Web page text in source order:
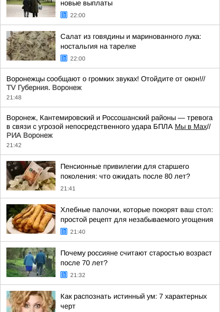
новые выплаты
22:00
Салат из говядины и маринованного лука:
ностальгия на тарелке
22:00
Воронежцы сообщают о громких звуках! Отойдите от окон!//
TV Губерния. Воронеж
21:48
Воронеж, Кантемировский и Россошанский районы — тревога
в связи с угрозой непосредственного удара БПЛА Мы в Мах//
РИА Воронеж
21:42
Пенсионные привилегии для старшего
поколения: что ожидать после 80 лет?
21:41
Хлебные палочки, которые покорят ваш стол:
простой рецепт для незабываемого угощения
21:40
Почему россияне считают старостью возраст
после 70 лет?
21:32
Как распознать истинный ум: 7 характерных
черт